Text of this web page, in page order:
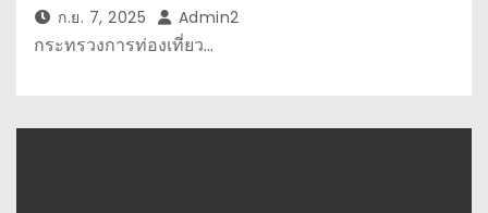
ก.ย. 7, 2025 Admin2
กระทรวงการท่องเที่ยว…